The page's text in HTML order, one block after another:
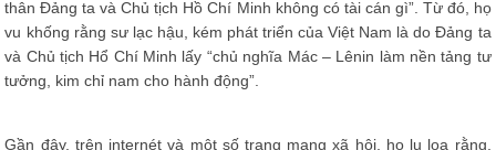
thân Đảng ta và Chủ tịch Hồ Chí Minh không có tài cán gì”. Từ đó, họ
vu khống rằng sư lạc hậu, kém phát triển của Việt Nam là do Đảng ta
và Chủ tịch Hổ Chí Minh lấy “chủ nghĩa Mác – Lênin làm nền tảng tư
tưởng, kim chỉ nam cho hành động”.
Gần đây, trên internét và một số trang mạng xã hội, họ lu loa rằng,